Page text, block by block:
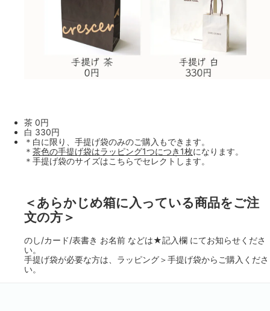
茶 0円
白 330円
＊白に限り、手提げ袋のみのご購入もできます。
＊ 茶色の手提げ袋はラッピング1つにつき1枚になります。
＊手提げ袋のサイズはこちらでセレクトします。
＜あらかじめ箱に入っている商品をご注
文の方＞
のし/カード/表書き お名前 などは★記入欄 にてお知らせくださ
い。
手提げ袋が必要な方は、ラッピング＞手提げ袋からご購入くださ
い。